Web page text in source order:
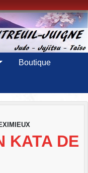
Boutique
KATA DE